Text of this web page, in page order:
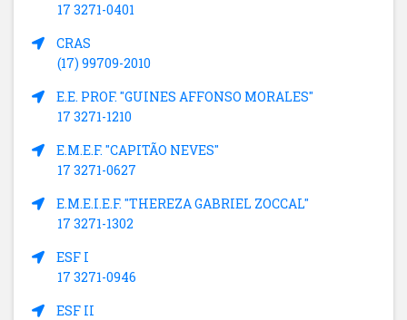
17 3271-0401
CRAS
(17) 99709-2010
E.E. PROF. "GUINES AFFONSO MORALES"
17 3271-1210
E.M.E.F. "CAPITÃO NEVES"
17 3271-0627
E.M.E.I.E.F. "THEREZA GABRIEL ZOCCAL"
17 3271-1302
ESF I
17 3271-0946
ESF II